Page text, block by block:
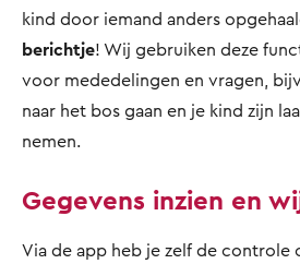
kind door iemand anders
berichtje! Wij gebruiken deze
voor mededelingen en vragen,
naar het bos gaan en je kind zijn
nemen.
Gegevens inzien en
Via de app heb je zelf de controle